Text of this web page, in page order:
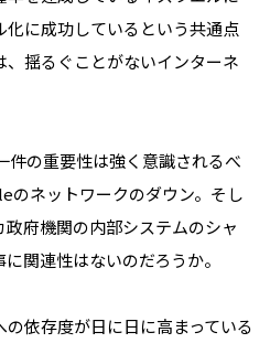
に成功しているという共通点
揺るぐことがないインターネ
の重要性は強く意識されるべ
のネットワークのダウン。そし
府機関の内部システムのシャ
関連性はないのだろうか。
依存度が日に日に高まっている